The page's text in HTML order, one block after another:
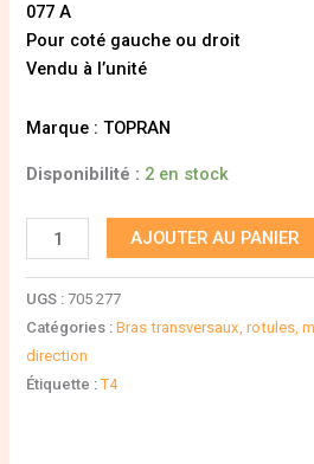
077 A
Pour coté gauche ou droit
Vendu à l’unité
Marque : TOPRAN
Disponibilité : 2 en stock
AJOUTER AU PANIER
UGS :705 277
Catégories :Bras transversaux, rotules,
direction
Étiquette :T4